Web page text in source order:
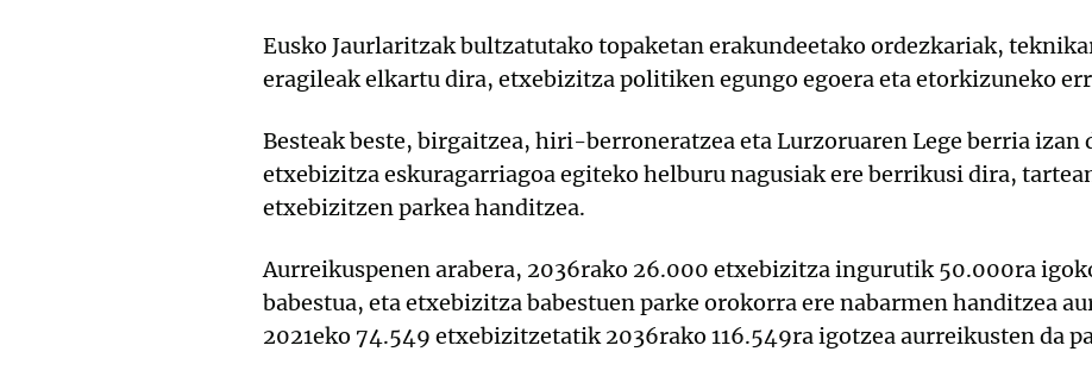
Eusko Jaurlaritzak bultzatutako topaketan erakundeetako ordezkariak,
eragileak elkartu dira, etxebizitza politiken egungo egoera eta etorkizuneko
Besteak beste, birgaitzea, hiri-berroneratzea eta Lurzoruaren Lege berria izan
etxebizitza eskuragarriagoa egiteko helburu nagusiak ere berrikusi dira,
etxebizitzen parkea handitzea.
Aurreikuspenen arabera, 2036rako 26.000 etxebizitza ingurutik 50.000ra
babestua, eta etxebizitza babestuen parke orokorra ere nabarmen handitzea
2021eko 74.549 etxebizitzetatik 2036rako 116.549ra igotzea aurreikusten da